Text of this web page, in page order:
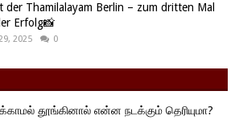
der Thamilalayam Berlin – zum dritten Mal
Erfolg📸
2025 0
தூங்கினால் என்ன நடக்கும் தெரியுமா?